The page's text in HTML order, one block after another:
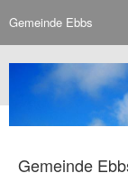
Gemeinde Ebbs
Gemeinde